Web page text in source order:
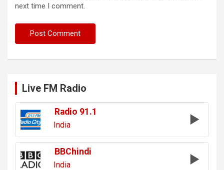
next time I comment.
Live FM Radio
Radio 91.1
India
BBChindi
India